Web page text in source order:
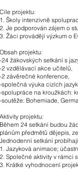
Cíle projektu:
1. Školy intenzivně
2. Je podporován zájem o
3. Žáci provádějí výzkum o
Obsah projektu:
-24 žákovských setkání s
-2 vzdělávací akce učitelů,
-2 závěrečné konference,
-společná výuka cizích
-spolupráce na kroužkách:
-soutěže: Bohemiade,
Aktivity projektu:
Během 24 setkání budou
plánům předmětů dějepis,
Jednodenní setkání
1. Jazyková animace;
2. Společné aktivity v rámci
3. Krátké vyhodnocení